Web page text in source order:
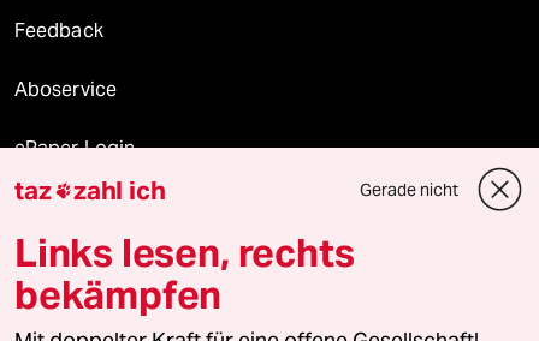
Feedback
Aboservice
ePaper Login
Downloads für Abonnierende
© 2026 taz Verlags und Vertriebs GmbH
taz zahl ich Gerade nicht
Links lesen, rechts
bekämpfen